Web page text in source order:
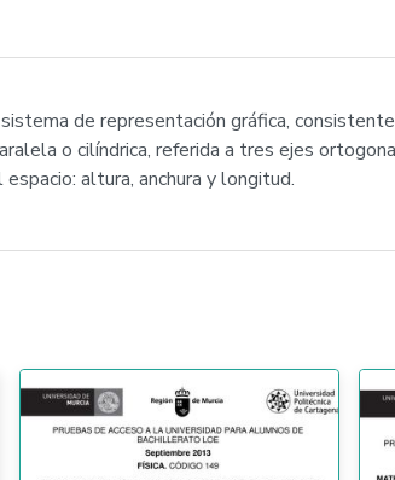
de representación gráfica,
o cilíndrica, referida a tres ejes
altura, anchura y longitud.